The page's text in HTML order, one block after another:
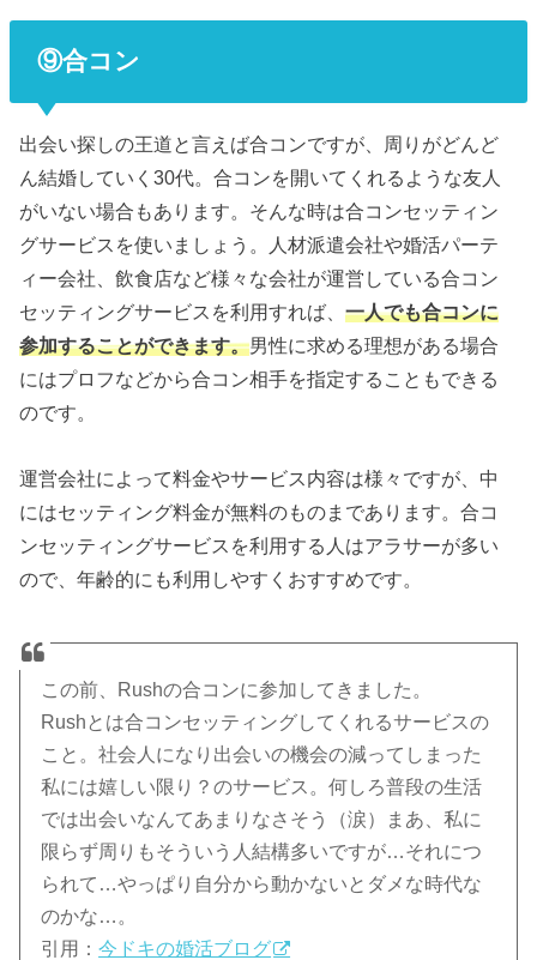
⑨合コン
出会い探しの王道と言えば合コンですが、周りがどんど
ん結婚していく30代。合コンを開いてくれるような友人
がいない場合もあります。そんな時は合コンセッティン
グサービスを使いましょう。人材派遣会社や婚活パーテ
ィー会社、飲食店など様々な会社が運営している合コン
セッティングサービスを利用すれば、一人でも合コンに
参加することができます。男性に求める理想がある場合
にはプロフなどから合コン相手を指定することもできる
のです。
運営会社によって料金やサービス内容は様々ですが、中
にはセッティング料金が無料のものまであります。合コ
ンセッティングサービスを利用する人はアラサーが多い
ので、年齢的にも利用しやすくおすすめです。
この前、Rushの合コンに参加してきました。
Rushとは合コンセッティングしてくれるサービスの
こと。社会人になり出会いの機会の減ってしまった
私には嬉しい限り？のサービス。何しろ普段の生活
では出会いなんてあまりなさそう（涙）まあ、私に
限らず周りもそういう人結構多いですが…それにつ
られて…やっぱり自分から動かないとダメな時代な
のかな…。
引用：今ドキの婚活ブログ